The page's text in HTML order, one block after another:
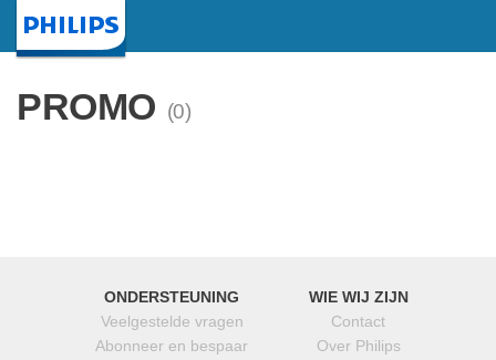
PROMO (0)
ONDERSTEUNING
Veelgestelde vragen
Abonneer en bespaar
WIE WIJ ZIJN
Contact
Over Philips